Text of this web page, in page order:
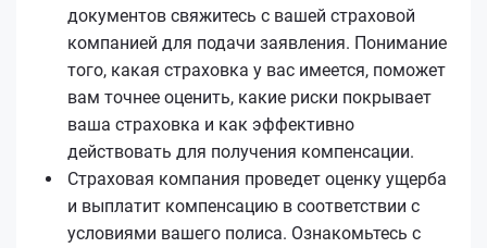
документов свяжитесь с вашей страховой
компанией для подачи заявления. Понимание
того, какая страховка у вас имеется, поможет
вам точнее оценить, какие риски покрывает
ваша страховка и как эффективно
действовать для получения компенсации.
Страховая компания проведет оценку ущерба
и выплатит компенсацию в соответствии с
условиями вашего полиса. Ознакомьтесь с